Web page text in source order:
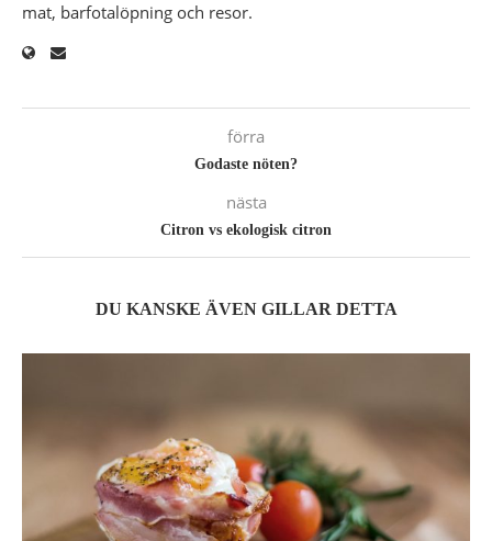
mat, barfotalöpning och resor.
förra
Godaste nöten?
nästa
Citron vs ekologisk citron
DU KANSKE ÄVEN GILLAR DETTA